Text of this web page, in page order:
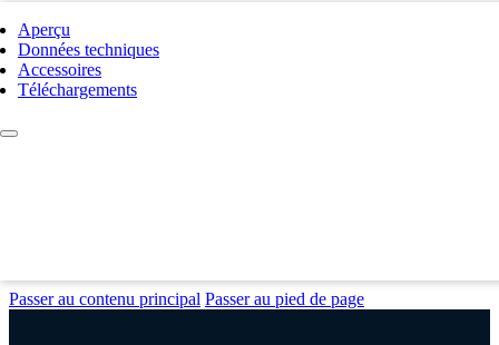
Passer au contenu principal Passer au pied de page
Aperçu
Données techniques
Accessoires
Téléchargements